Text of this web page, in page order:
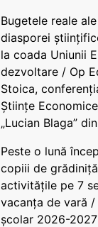
Bugetele reale
diasporei
la coada Uniunii
dezvoltare / Op
Stoica,
Științe
„Lucian Blaga”
Peste o lună
copiii de
activitățile pe 7
vacanța de vară /
școlar 2026-